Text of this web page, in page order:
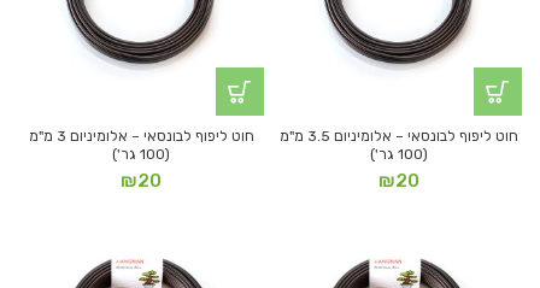
חוט ליפוף לבונסאי – אלומיניום 3.5 מ"מ
(100 גר')
₪20
חוט ליפוף לבונסאי – אלומיניום 3 מ"מ
(100 גר')
₪20